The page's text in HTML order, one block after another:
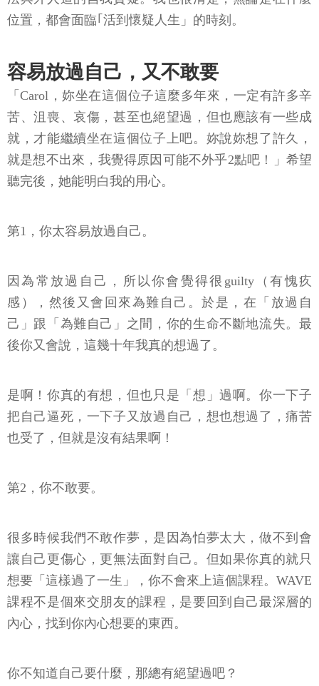
位置，都會面臨｢活到懷疑人生」的時刻。
容易放過自己，又不敢要
「Carol，妳坐在這個位子這麼多年來，一定有許多辛
苦、沮喪、哀傷，甚至也絕望過，但也應該有一些成
就，才能繼續坐在這個位子上吧。妳說妳想了許久，
就是想不出來，我覺得原因可能不外乎2點吧！」希望
聽完後，她能明白我的用心。
第1，你太容易放過自己。
因為常放過自己，所以你會覺得很guilty（有愧疚
感），然後又會回來為難自己。於是，在「放過自
己」跟「為難自己」之間，你的生命不斷地流失。最
後你又會說，這幾十年我真的想過了。
是啊！你真的有想，但也只是「想」過啊。你一下子
把自己逼死，一下子又放過自己，想也想過了，痛苦
也受了，但就是沒有結果啊！
第2，你不敢要。
很多時候我們不敢作夢，是因為怕夢太大，做不到會
讓自己更傷心，更無法面對自己。但如果你真的就只
想要「這樣過了一生」，你不會來上這個課程。WAVE
課程不是個來交朋友的課程，是要回到自己最深層的
內心，找到你內心想要的東西。
你不知道自己要什麼，那總有絕望過吧？